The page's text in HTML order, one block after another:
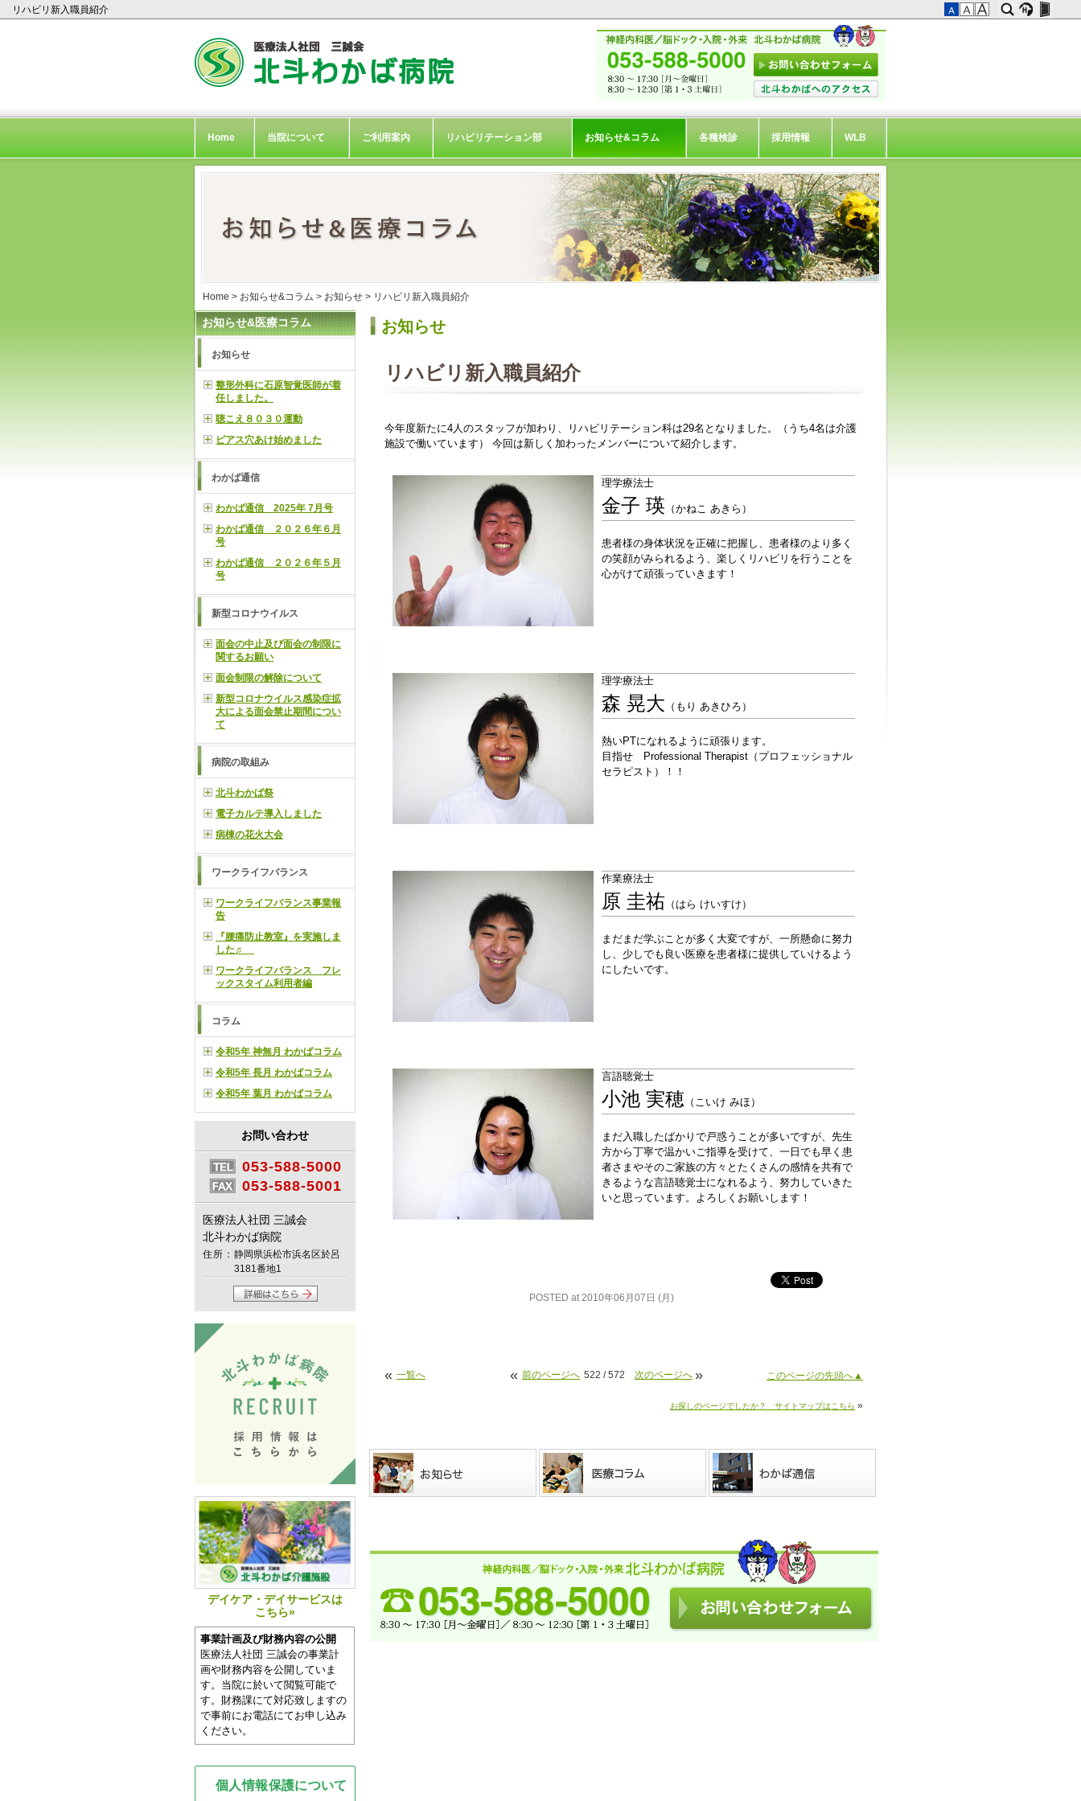
リハビリ新入職員紹介
Home 当院について ご利用案内 リハビリテーション部 お知らせ&コラム 各種検診 採用情報 WLB
Home > お知らせ&コラム > お知らせ > リハビリ新入職員紹介
お知らせ
リハビリ新入職員紹介
今年度新たに4人のスタッフが加わり、リハビリテーション科は29名となりました。（うち4名は介護
施設で働いています） 今回は新しく加わったメンバーについて紹介します。
理学療法士
金子 瑛 （かねこ あきら）
患者様の身体状況を正確に把握し、患者様のより多く
の笑顔がみられるよう、楽しくリハビリを行うことを
心がけて頑張っていきます！
理学療法士
森 晃大 （もり あきひろ）
熱いPTになれるように頑張ります。
目指せ Professional Therapist（プロフェッショナル
セラピスト）！！
作業療法士
原 圭祐 （はら けいすけ）
まだまだ学ぶことが多く大変ですが、一所懸命に努力
し、少しでも良い医療を患者様に提供していけるよう
にしたいです。
言語聴覚士
小池 実穂 （こいけ みほ）
まだ入職したばかりで戸惑うことが多いですが、先生
方から丁寧で温かいご指導を受けて、一日でも早く患
者さまやそのご家族の方々とたくさんの感情を共有で
きるような言語聴覚士になれるよう、努力していきた
いと思っています。よろしくお願いします！
POSTED at 2010年06月07日 (月)
« 一覧へ « 前のページへ 522 / 572 次のページへ » このページの先頭へ▲
お探しのページでしたか？ サイトマップはこちら »
お知らせ&医療コラム
お知らせ
整形外科に石原智覚医師が着
任しました。
聴こえ８０３０運動
ピアス穴あけ始めました
わかば通信
わかば通信 2025年 7月号
わかば通信 ２０２６年６月
号
わかば通信 ２０２６年５月
号
新型コロナウイルス
面会の中止及び面会の制限に
関するお願い
面会制限の解除について
新型コロナウイルス感染症拡
大による面会禁止期間につい
て
病院の取組み
北斗わかば祭
電子カルテ導入しました
病棟の花火大会
ワークライフバランス
ワークライフバランス事業報
告
『腰痛防止教室』を実施しま
した♬
ワークライフバランス フレ
ックスタイム利用者編
コラム
令和5年 神無月 わかばコラム
令和5年 長月 わかばコラム
令和5年 葉月 わかばコラム
お問い合わせ
053-588-5000
053-588-5001
医療法人社団 三誠会
北斗わかば病院
住所： 静岡県浜松市浜名区於呂
3181番地1
デイケア・デイサービスは
こちら»
事業計画及び財務内容の公開
医療法人社団 三誠会の事業計
画や財務内容を公開していま
す。当院に於いて閲覧可能で
す。財務課にて対応致しますの
で事前にお電話にてお申し込み
ください。
個人情報保護について